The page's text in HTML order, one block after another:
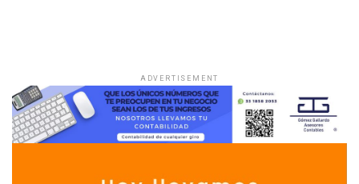
ADVERTISEMENT